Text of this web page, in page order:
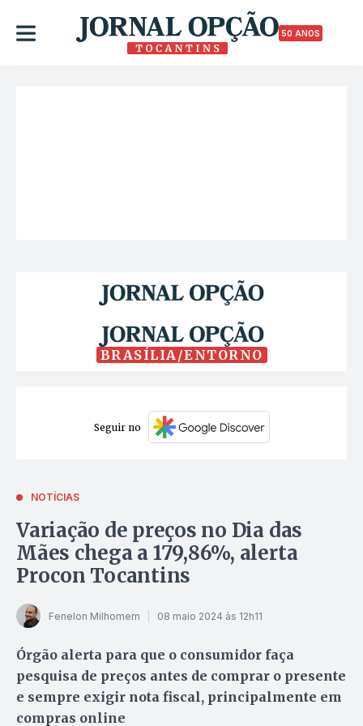
50 ANOS
BRASÍLIA/ENTORNO
Seguir no
NOTÍCIAS
Variação de preços no Dia das
Mães chega a 179,86%, alerta
Procon Tocantins
Fenelon Milhomem 08 maio 2024 às 12h11
Órgão alerta para que o consumidor faça
pesquisa de preços antes de comprar o presente
e sempre exigir nota fiscal, principalmente em
compras online